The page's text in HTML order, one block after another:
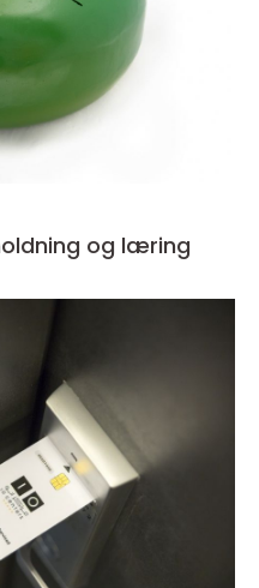
og læring